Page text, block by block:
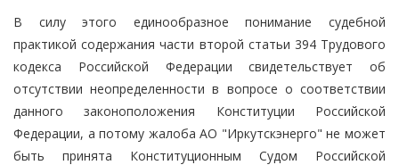
В силу этого единообразное понимание судебной
практикой содержания части второй статьи 394 Трудового
кодекса Российской Федерации свидетельствует об
отсутствии неопределенности в вопросе о соответствии
данного законоположения Конституции Российской
Федерации, а потому жалоба АО "Иркутскэнерго" не может
быть принята Конституционным Судом Российской